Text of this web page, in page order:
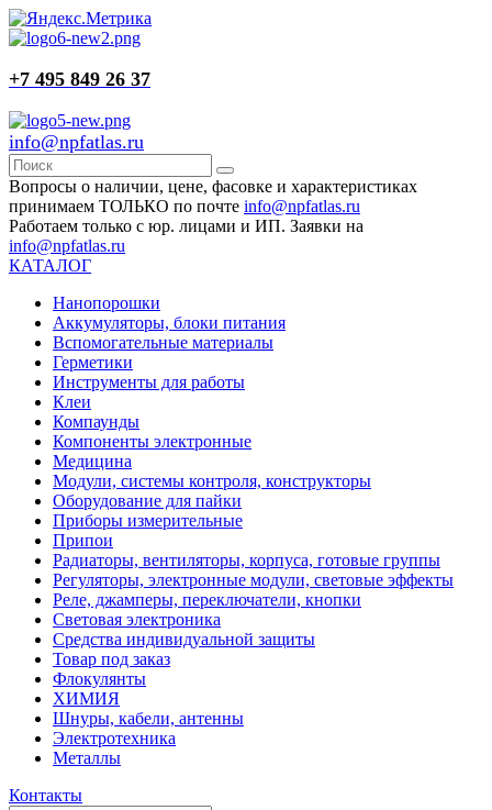
+7 495 849 26 37
info@npfatlas.ru
Вопросы о наличии, цене, фасовке и характеристиках
принимаем ТОЛЬКО по почте info@npfatlas.ru
Работаем только с юр. лицами и ИП. Заявки на
info@npfatlas.ru
КАТАЛОГ
Нанопорошки
Аккумуляторы, блоки питания
Вспомогательные материалы
Герметики
Инструменты для работы
Клеи
Компаунды
Компоненты электронные
Медицина
Модули, системы контроля, конструкторы
Оборудование для пайки
Приборы измерительные
Припои
Радиаторы, вентиляторы, корпуса, готовые группы
Регуляторы, электронные модули, световые эффекты
Реле, джамперы, переключатели, кнопки
Световая электроника
Средства индивидуальной защиты
Товар под заказ
Флокулянты
ХИМИЯ
Шнуры, кабели, антенны
Электротехника
Металлы
Контакты